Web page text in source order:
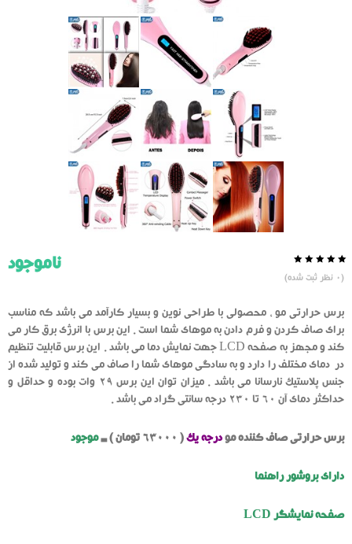
از
50
رای
دهنده
(
0 نظر ثبت شده)
ناموجود
برس حرارتی مو ، محصولی با طراحی نوین و بسیار کارآمد می باشد که مناسب
برای صاف کردن و فرم دادن به موهای شما است . این برس با انرژی برق کار می
کند و مجهز به صفحه LCD جهت نمایش دما می باشد . این برس قابلیت تنظیم
در دمای مختلف را دارد و به سادگی موهای شما را صاف می کند و تولید شده از
جنس پلاستیک نارسانا می باشد . میزان توان این برس 29 وات بوده و حداقل و
حداکثر دمای آن 60 تا 230 درجه سانتی گراد می باشد .
برس حرارتی صاف کننده مودرجه یک( 63000 تومان ) = موجود
دارای بروشور راهنما
صفحه نمایشگر LCD